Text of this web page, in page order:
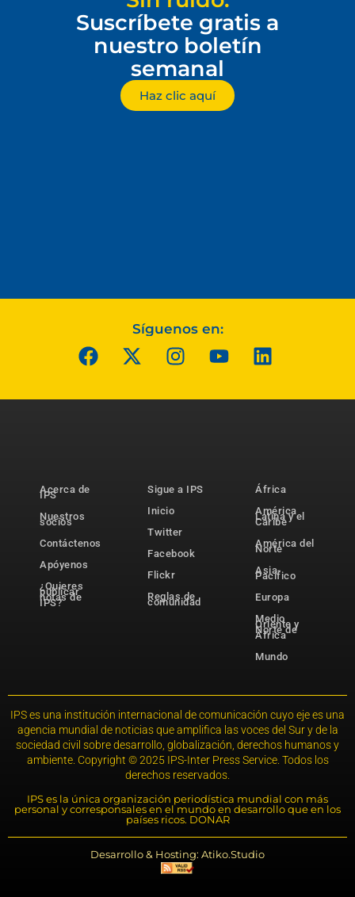
Suscríbete gratis a
nuestro boletín
semanal
Haz clic aquí
Síguenos en:
Acerca de
IPS
Nuestros
socios
Contáctenos
Apóyenos
¿Quieres
publicar
notas de
IPS?
Sigue a IPS
Inicio
Twitter
Facebook
Flickr
Reglas de
comunidad
África
América
Latina y el
Caribe
América del
Norte
Asia-
Pacífico
Europa
Medio
Oriente y
Norte de
África
Mundo
IPS es una institución internacional de comunicación cuyo eje es una
agencia mundial de noticias que amplifica las voces del Sur y de la
sociedad civil sobre desarrollo, globalización, derechos humanos y
ambiente. Copyright © 2025 IPS-Inter Press Service. Todos los
derechos reservados.
IPS es la única organización periodística mundial con más
personal y corresponsales en el mundo en desarrollo que en los
países ricos. DONAR
Desarrollo & Hosting: Atiko.Studio